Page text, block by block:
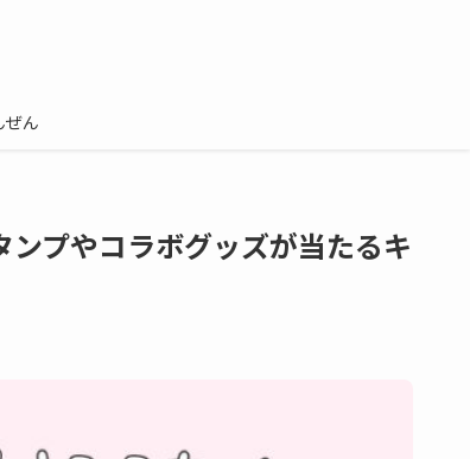
ぜん
プやコラボグッズが当たるキ